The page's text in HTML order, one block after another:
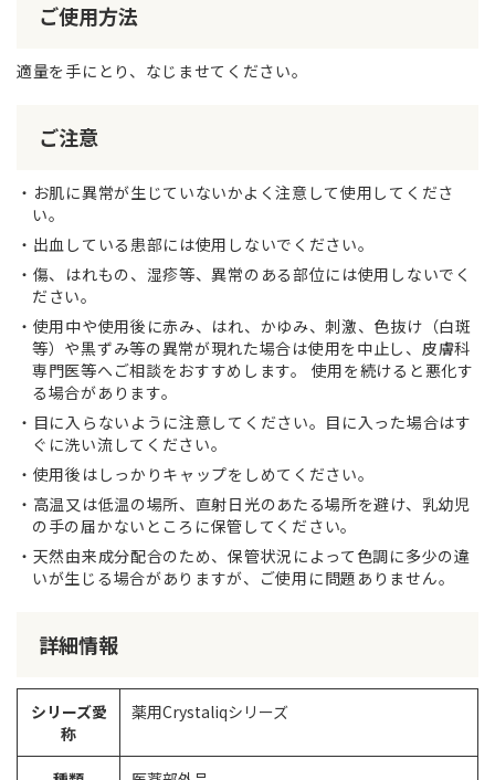
ご使用方法
適量を手にとり、なじませてください。
ご注意
お肌に異常が生じていないかよく注意して使用してくださ
い。
出血している患部には使用しないでください。
傷、はれもの、湿疹等、異常のある部位には使用しないでく
ださい。
使用中や使用後に赤み、はれ、かゆみ、刺激、色抜け（白斑
等）や黒ずみ等の異常が現れた場合は使用を中止し、皮膚科
専門医等へご相談をおすすめします。 使用を続けると悪化す
る場合があります。
目に入らないように注意してください。目に入った場合はす
ぐに洗い流してください。
使用後はしっかりキャップをしめてください。
高温又は低温の場所、直射日光のあたる場所を避け、乳幼児
の手の届かないところに保管してください。
天然由来成分配合のため、保管状況によって色調に多少の違
いが生じる場合がありますが、ご使用に問題ありません。
詳細情報
シリーズ愛
称
薬用Crystaliqシリーズ